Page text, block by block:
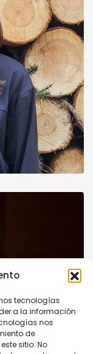
tecnologías
a la información
nos
de
sitio. No